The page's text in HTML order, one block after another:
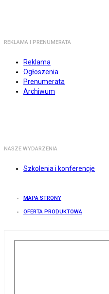
REKLAMA I PRENUMERATA
Reklama
Ogłoszenia
Prenumerata
Archiwum
NASZE WYDARZENIA
Szkolenia i konferencje
MAPA STRONY
OFERTA PRODUKTOWA